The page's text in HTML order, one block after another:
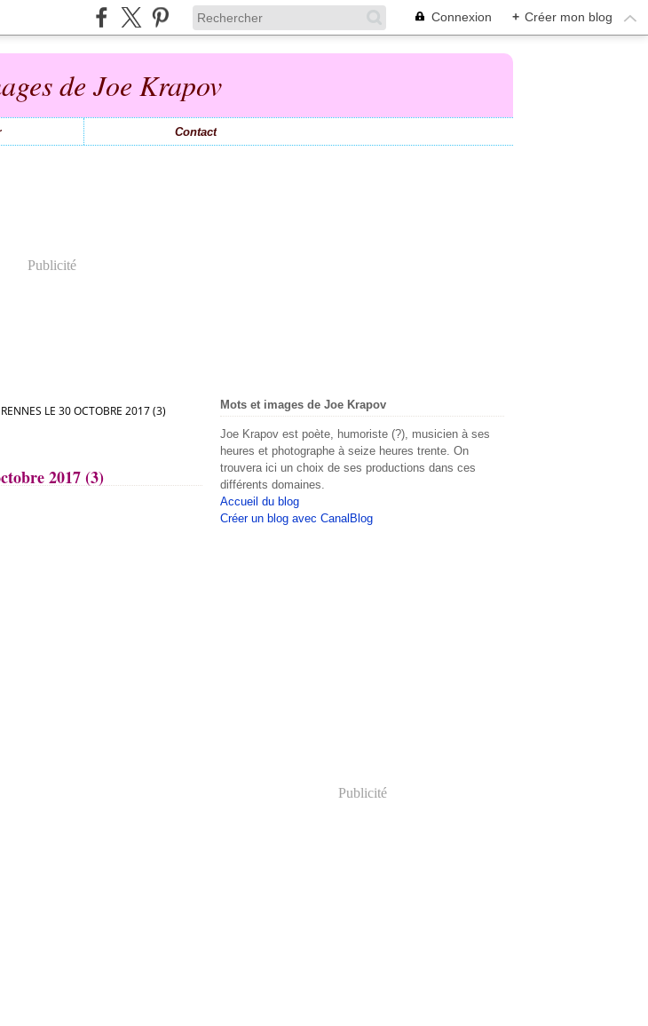
Connexion + Créer mon blog
de Joe Krapov
Contact
Publicité
LE 30 OCTOBRE 2017 (3)
2017 (3)
Mots et images de Joe Krapov
Joe Krapov est poète, humoriste (?), musicien à ses
heures et photographe à seize heures trente. On
trouvera ici un choix de ses productions dans ces
différents domaines.
Accueil du blog
Créer un blog avec CanalBlog
Publicité